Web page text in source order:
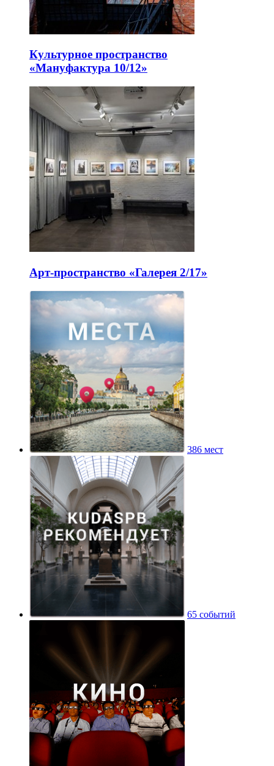
Культурное пространство
«Мануфактура 10/12»
Арт-пространство «Галерея 2/17»
386 мест
65 событий